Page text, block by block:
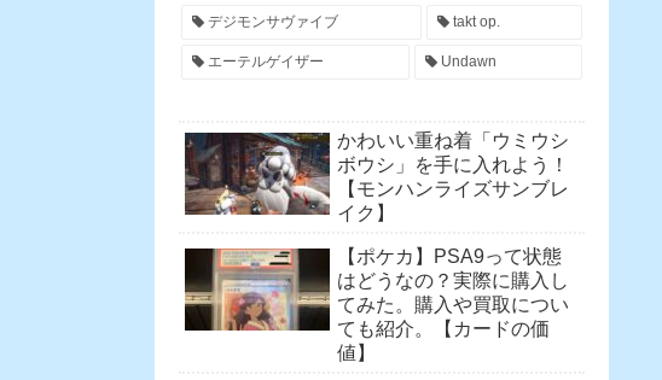
デジモンサヴァイブ takt op.
エーテルゲイザー Undawn
かわいい重ね着「ウミウシ
ボウシ」を手に入れよう！
【モンハンライズサンブレ
イク】
【ポケカ】PSA9って状態
はどうなの？実際に購入し
てみた。購入や買取につい
ても紹介。【カードの価
値】